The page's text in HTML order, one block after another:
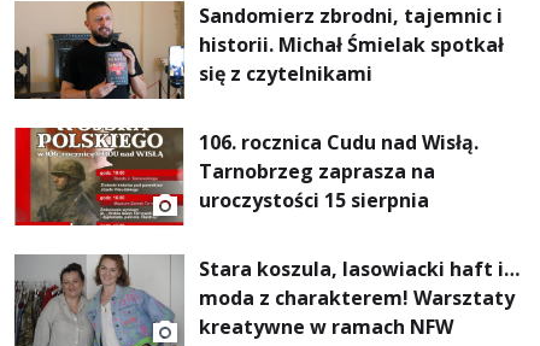
Sandomierz zbrodni, tajemnic i
historii. Michał Śmielak spotkał
się z czytelnikami
106. rocznica Cudu nad Wisłą.
Tarnobrzeg zaprasza na
uroczystości 15 sierpnia
Stara koszula, lasowiacki haft i…
moda z charakterem! Warsztaty
kreatywne w ramach NFW